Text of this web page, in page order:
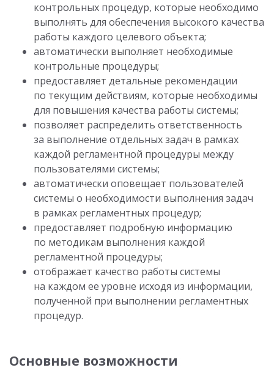
контрольных процедур, которые необходимо
выполнять для обеспечения высокого качества
работы каждого целевого объекта;
автоматически выполняет необходимые
контрольные процедуры;
предоставляет детальные рекомендации
по текущим действиям, которые необходимы
для повышения качества работы системы;
позволяет распределить ответственность
за выполнение отдельных задач в рамках
каждой регламентной процедуры между
пользователями системы;
автоматически оповещает пользователей
системы о необходимости выполнения задач
в рамках регламентных процедур;
предоставляет подробную информацию
по методикам выполнения каждой
регламентной процедуры;
отображает качество работы системы
на каждом ее уровне исходя из информации,
полученной при выполнении регламентных
процедур.
Основные возможности